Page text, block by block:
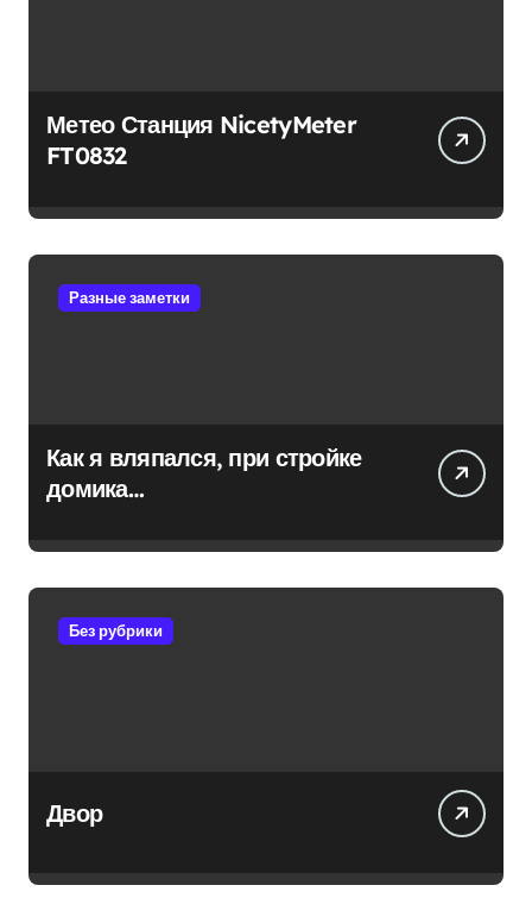
Метео Станция NicetyMeter
FT0832
Разные заметки
Как я вляпался, при стройке
домика…
Без рубрики
Двор